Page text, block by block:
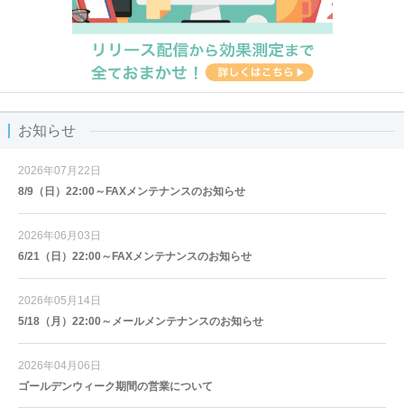
お知らせ
2026年07月22日
8/9（日）22:00～FAXメンテナンスのお知らせ
2026年06月03日
6/21（日）22:00～FAXメンテナンスのお知らせ
2026年05月14日
5/18（月）22:00～メールメンテナンスのお知らせ
2026年04月06日
ゴールデンウィーク期間の営業について